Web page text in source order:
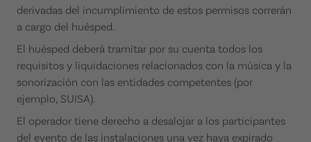
derivadas del incumplimiento de estos permisos correrán
a cargo del huésped.
El huésped deberá tramitar por su cuenta todos los
requisitos y liquidaciones relacionados con la música y la
sonorización con las entidades competentes (por
ejemplo, SUISA).
El operador tiene derecho a desalojar a los participantes
del evento de las instalaciones una vez haya expirado